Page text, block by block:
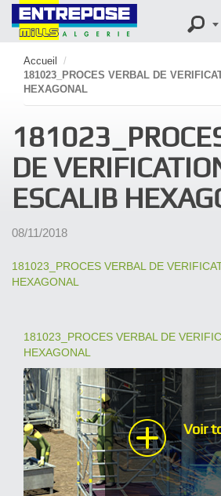
Accueil
/
181023_PROCES VERBAL DE
HEXAGONAL
DE
ESCALIB
08/11/2018
181023_PROCES VERBAL DE
HEXAGONAL
181023_PROCES VERBAL DE
HEXAGONAL
Voir